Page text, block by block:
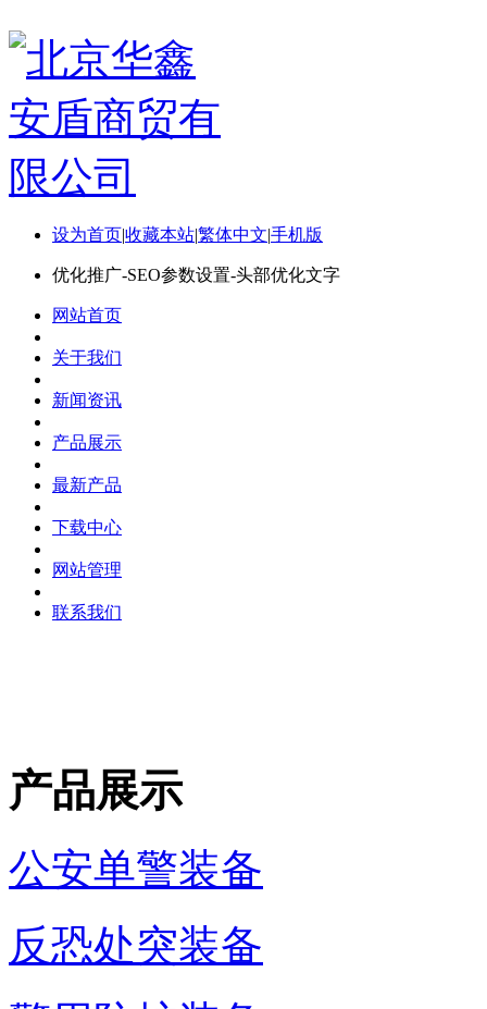
设为首页|收藏本站|繁体中文|手机版
优化推广-SEO参数设置-头部优化文字
网站首页
关于我们
新闻资讯
产品展示
最新产品
下载中心
网站管理
联系我们
产品展示
公安单警装备
反恐处突装备